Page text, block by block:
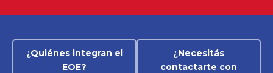
¿Quiénes integran el
EOE?
¿Necesitás
contactarte con